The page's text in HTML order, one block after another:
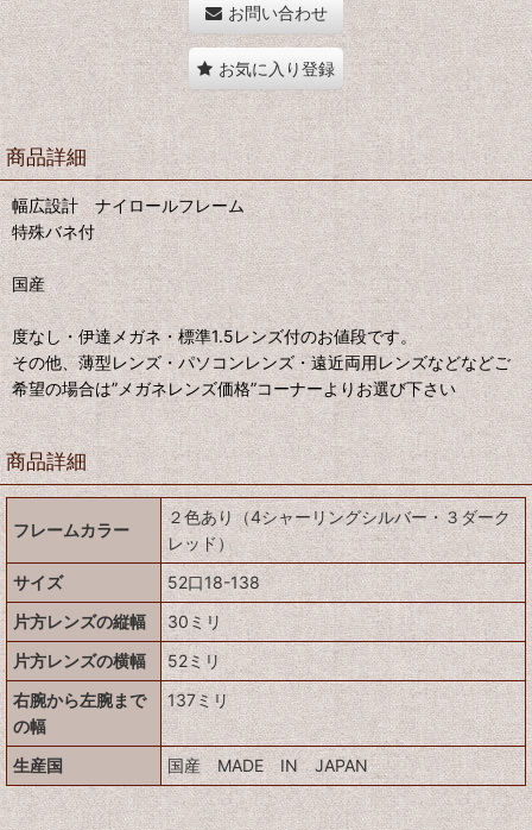
お問い合わせ
お気に入り登録
商品詳細
幅広設計 ナイロールフレーム
特殊バネ付
国産
度なし・伊達メガネ・標準1.5レンズ付のお値段です。
その他、薄型レンズ・パソコンレンズ・遠近両用レンズなどなどご
希望の場合は”メガネレンズ価格”コーナーよりお選び下さい
商品詳細
フレームカラー
２色あり（4シャーリングシルバー・３ダーク
レッド）
サイズ
52口18-138
片方レンズの縦幅
30ミリ
片方レンズの横幅
52ミリ
右腕から左腕まで
の幅
137ミリ
生産国 国産 MADE IN JAPAN